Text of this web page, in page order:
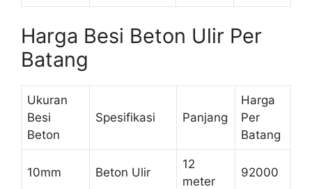
Harga Besi Beton Ulir Per
Batang
Ukuran
Besi
Beton
Spesifikasi Panjang
Harga
Per
Batang
10mm Beton Ulir
12
meter
92000